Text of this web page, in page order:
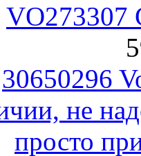
VO273307